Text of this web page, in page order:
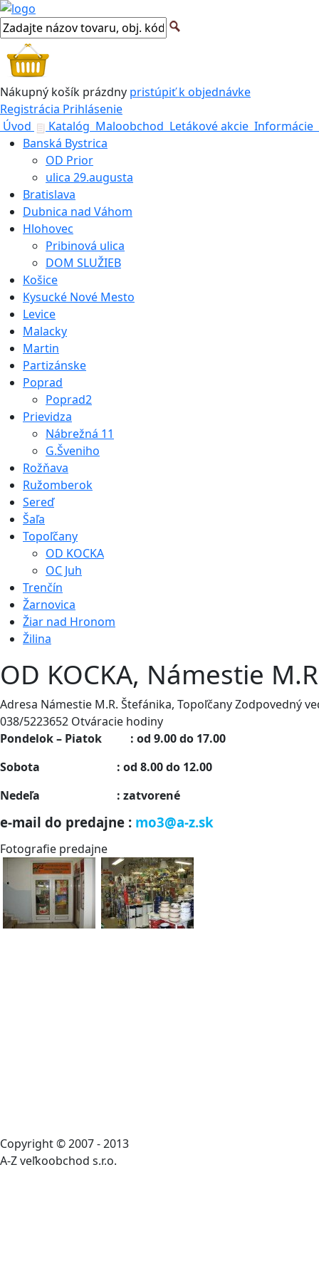
Nákupný košík prázdny pristúpiť k objednávke
Registrácia Prihlásenie
Úvod
Katalóg Maloobchod Letákové akcie Informácie
Banská Bystrica
OD Prior
ulica 29.augusta
Bratislava
Dubnica nad Váhom
Hlohovec
Pribinová ulica
DOM SLUŽIEB
Košice
Kysucké Nové Mesto
Levice
Malacky
Martin
Partizánske
Poprad
Poprad2
Prievidza
Nábrežná 11
G.Šveniho
Rožňava
Ružomberok
Sereď
Šaľa
Topoľčany
OD KOCKA
OC Juh
Trenčín
Žarnovica
Žiar nad Hronom
Žilina
OD KOCKA, Námestie
Adresa Námestie M.R. Štefánika, TopoľčanyZodpovedný
038/5223652 Otváracie hodiny
Pondelok – Piatok : od 9.00 do 17.00
Sobota : od 8.00 do 12.00
Nedeľa : zatvorené
e-mail do predajne : mo3@a-z.sk
Fotografie predajne
Copyright © 2007 - 2013
A-Z veľkoobchod s.r.o.